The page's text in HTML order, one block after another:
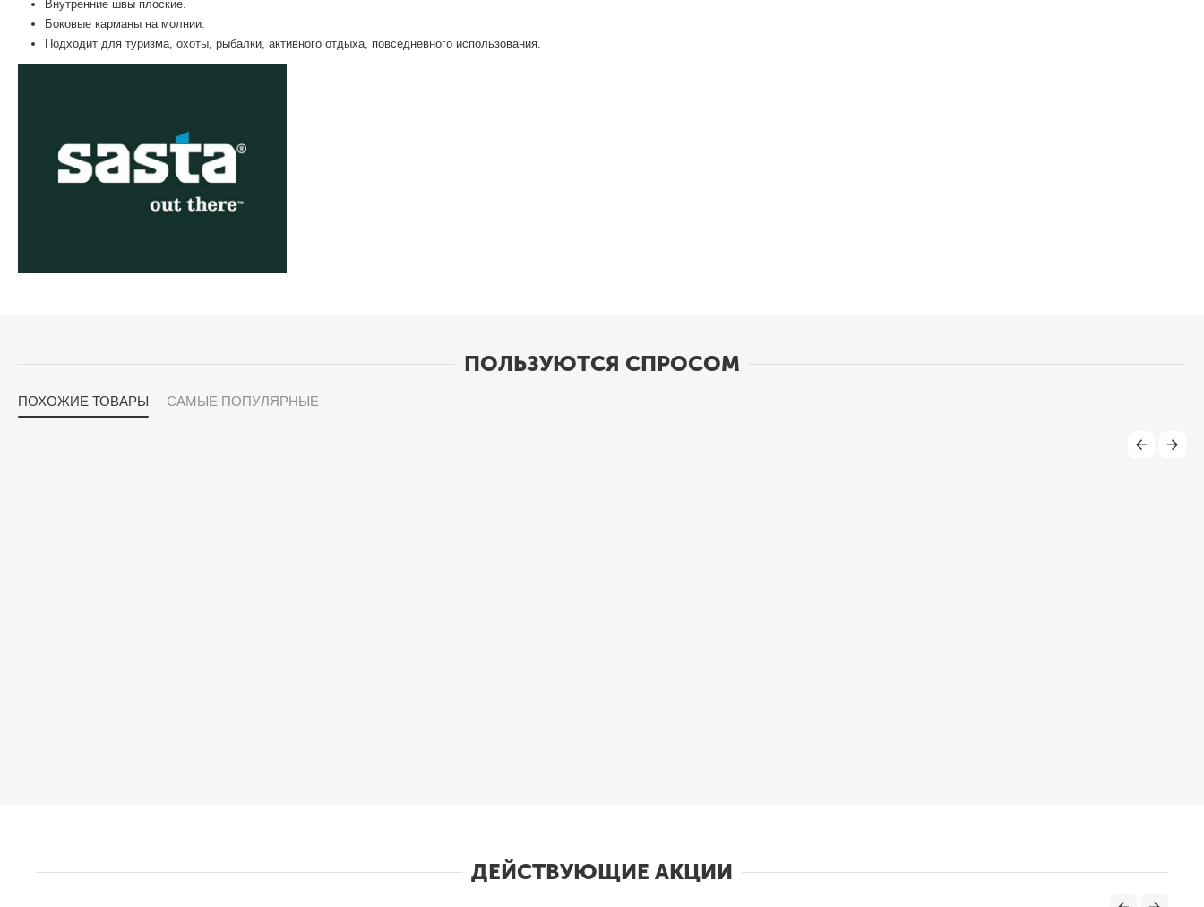
Внутренние швы плоские.
Боковые карманы на молнии.
Подходит для туризма, охоты, рыбалки, активного отдыха, повседневного использования.
ПОЛЬЗУЮТСЯ СПРОСОМ
ПОХОЖИЕ ТОВАРЫ САМЫЕ ПОПУЛЯРНЫЕ
ДЕЙСТВУЮЩИЕ АКЦИИ